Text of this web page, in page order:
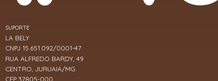
SUPORTE
LA BELY
CNPJ 15.651.092/0001-47
RUA ALFREDO BARDY, 49
CENTRO, JURUAIA/MG
CEP 37805-000